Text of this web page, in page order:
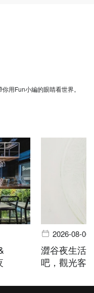
用Fun小編的眼睛看世界。
2026-08-06
澀谷夜生活
吧，觀光客